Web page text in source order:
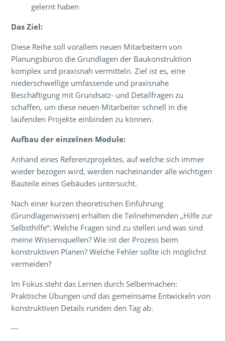
gelernt haben
Das Ziel:
Diese Reihe soll vorallem neuen Mitarbeitern von
Planungsbüros die Grundlagen der Baukonstruktion
komplex und praxisnah vermitteln. Ziel ist es, eine
niederschwellige umfassende und praxisnahe
Beschäftigung mit Grundsatz- und Detailfragen zu
schaffen, um diese neuen Mitarbeiter schnell in die
laufenden Projekte einbinden zu können.
Aufbau der einzelnen Module:
Anhand eines Referenzprojektes, auf welche sich immer
wieder bezogen wird, werden nacheinander alle wichtigen
Bauteile eines Gebäudes untersucht.
Nach einer kurzen theoretischen Einführung
(Grundlagenwissen) erhalten die Teilnehmenden „Hilfe zur
Selbsthilfe“: Welche Fragen sind zu stellen und was sind
meine Wissensquellen? Wie ist der Prozess beim
konstruktiven Planen? Welche Fehler sollte ich möglichst
vermeiden?
Im Fokus steht das Lernen durch Selbermachen:
Praktische Übungen und das gemeinsame Entwickeln von
konstruktiven Details runden den Tag ab.
---